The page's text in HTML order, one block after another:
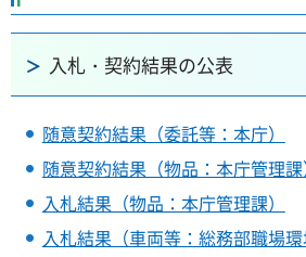
入札・契約結果の公表
随意契約結果（委託等：本庁）
随意契約結果（物品：本庁管理課
入札結果（物品：本庁管理課）
入札結果（車両等：総務部職場環